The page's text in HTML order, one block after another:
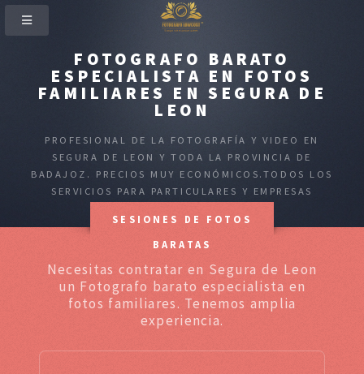
FOTOGRAFO BARATO
ESPECIALISTA EN FOTOS
FAMILIARES EN SEGURA DE
LEON
PROFESIONAL DE LA FOTOGRAFÍA Y VIDEO EN
SEGURA DE LEON Y TODA LA PROVINCIA DE
BADAJOZ. PRECIOS MUY ECONÓMICOS.TODOS LOS
SERVICIOS PARA PARTICULARES Y EMPRESAS
SESIONES DE FOTOS
BARATAS
Necesitas contratar en Segura de Leon
un Fotografo barato especialista en
fotos familiares. Tenemos amplia
experiencia.